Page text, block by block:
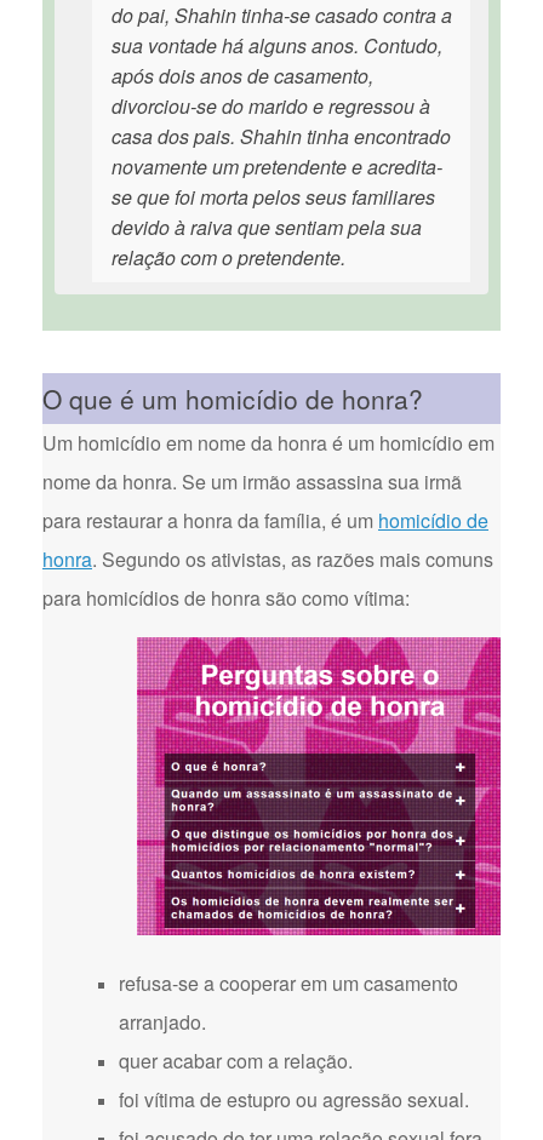
do pai, Shahin tinha-se casado contra a
sua vontade há alguns anos. Contudo,
após dois anos de casamento,
divorciou-se do marido e regressou à
casa dos pais. Shahin tinha encontrado
novamente um pretendente e acredita-
se que foi morta pelos seus familiares
devido à raiva que sentiam pela sua
relação com o pretendente.
O que é um homicídio de honra?
Um homicídio em nome da honra é um homicídio em
nome da honra. Se um irmão assassina sua irmã
para restaurar a honra da família, é um homicídio de
honra. Segundo os ativistas, as razões mais comuns
para homicídios de honra são como vítima:
refusa-se a cooperar em um casamento
arranjado.
quer acabar com a relação.
foi vítima de estupro ou agressão sexual.